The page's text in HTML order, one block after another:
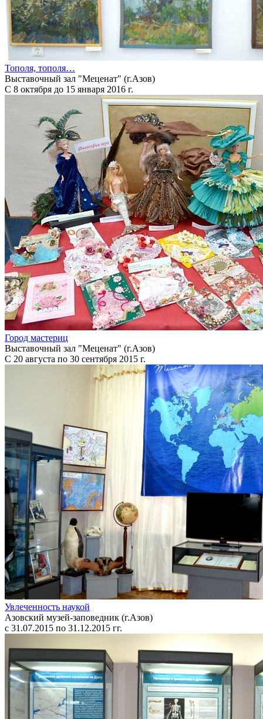
Тополя, тополя…
Выставочный зал "Меценат" (г.Азов)
С 8 октября до 15 января 2016 г.
Город мастериц
Выставочный зал "Меценат" (г.Азов)
С 20 августа по 30 сентября 2015 г.
Увлеченность наукой
Азовский музей-заповедник (г.Азов)
с 31.07.2015 по 31.12.2015 гг.